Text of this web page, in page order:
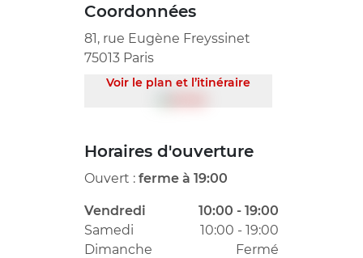
Coordonnées
81, rue Eugène Freyssinet
75013 Paris
Voir le plan et l’itinéraire
Horaires d'ouverture
Ouvert : ferme à 19:00
Vendredi
10:00 - 19:00
Samedi
10:00 - 19:00
Dimanche
Fermé